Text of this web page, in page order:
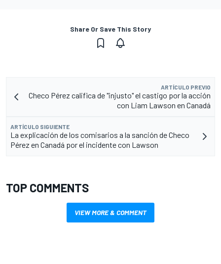
Share Or Save This Story
ARTÍCULO PREVIO
Checo Pérez califica de "injusto" el castigo por la acción
con Liam Lawson en Canadá
ARTÍCULO SIGUIENTE
La explicación de los comisarios a la sanción de Checo
Pérez en Canadá por el incidente con Lawson
TOP COMMENTS
VIEW MORE & COMMENT